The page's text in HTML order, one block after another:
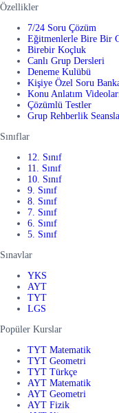
Özellikler
7/24 Soru Çözüm
Eğitmenlerle Bire Bir
Birebir Koçluk
Canlı Grup Dersleri
Deneme Kulübü
Kişiye Özel Soru
Konu Anlatım
Çözümlü Testler
Grup Rehberlik
Sınıflar
12. Sınıf
11. Sınıf
10. Sınıf
9. Sınıf
8. Sınıf
7. Sınıf
6. Sınıf
5. Sınıf
Sınavlar
YKS
AYT
TYT
LGS
Popüler Kurslar
TYT Matematik
TYT Geometri
TYT Türkçe
AYT Matematik
AYT Geometri
AYT Fizik